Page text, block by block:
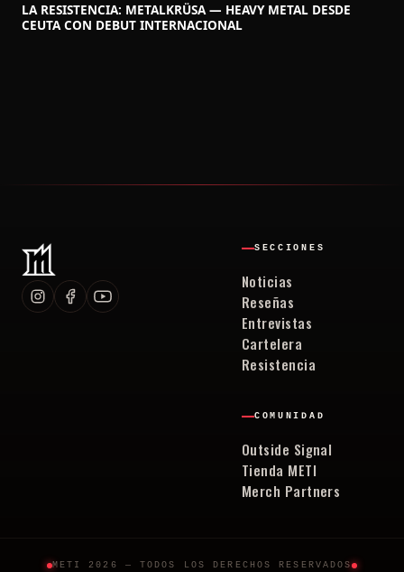
LA RESISTENCIA: METALKRÜSA — HEAVY METAL DESDE
CEUTA CON DEBUT INTERNACIONAL
SECCIONES
Noticias
Reseñas
Entrevistas
Cartelera
Resistencia
COMUNIDAD
Outside Signal
Tienda METI
Merch Partners
METI 2026 — TODOS LOS DERECHOS RESERVADOS